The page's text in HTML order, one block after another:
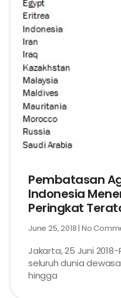
Pembatasan
Indonesia
Peringkat
June 25, 2018 No
Jakarta, 25 Juni
seluruh dunia
hingga